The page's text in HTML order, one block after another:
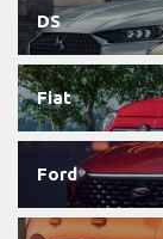
DS
Fiat
Ford